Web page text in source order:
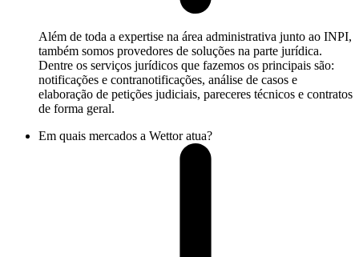
Além de toda a expertise na área administrativa junto ao INPI,
também somos provedores de soluções na parte jurídica.
Dentre os serviços jurídicos que fazemos os principais são:
notificações e contranotificações, análise de casos e
elaboração de petições judiciais, pareceres técnicos e contratos
de forma geral.
Em quais mercados a Wettor atua?